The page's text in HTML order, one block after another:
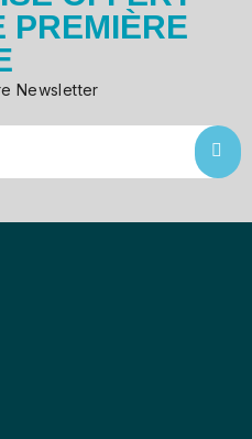
PREMIÈRE
Newsletter